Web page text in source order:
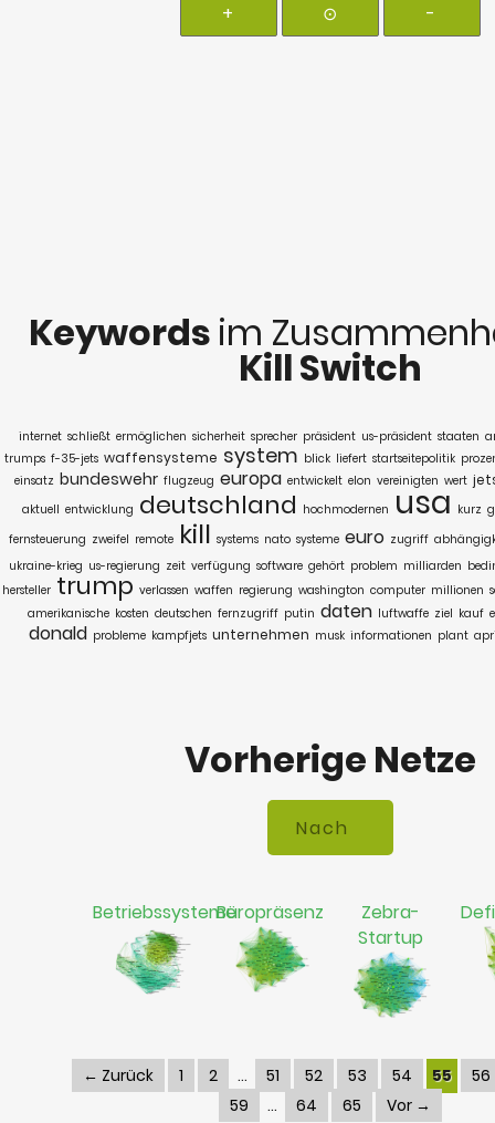
+ ⊙ -
Keywords im
Kill Switch
internet schließt ermöglichen sicherheit sprecher präsident us-präsident staaten
trumps f-35-jets waffensysteme system blick liefert startseitepolitik
einsatz bundeswehr flugzeug europa entwickelt elon vereinigten wert
aktuell entwicklung deutschland hochmodernen usa kurz
fernsteuerung zweifel remote kill systems nato systeme euro zugriff
ukraine-krieg us-regierung zeit verfügung software gehört problem milliarden
hersteller trump verlassen waffen regierung washington computer millionen
amerikanische kosten deutschen fernzugriff putin daten luftwaffe ziel kauf
donald probleme kampfjets unternehmen musk informationen plant
Vorherige Netze
BetriebssystemeBüropräsenz
Zebra-
Startup
← Zurück 1 2 51 52 53 54 55
56
59
64 65 Vor →